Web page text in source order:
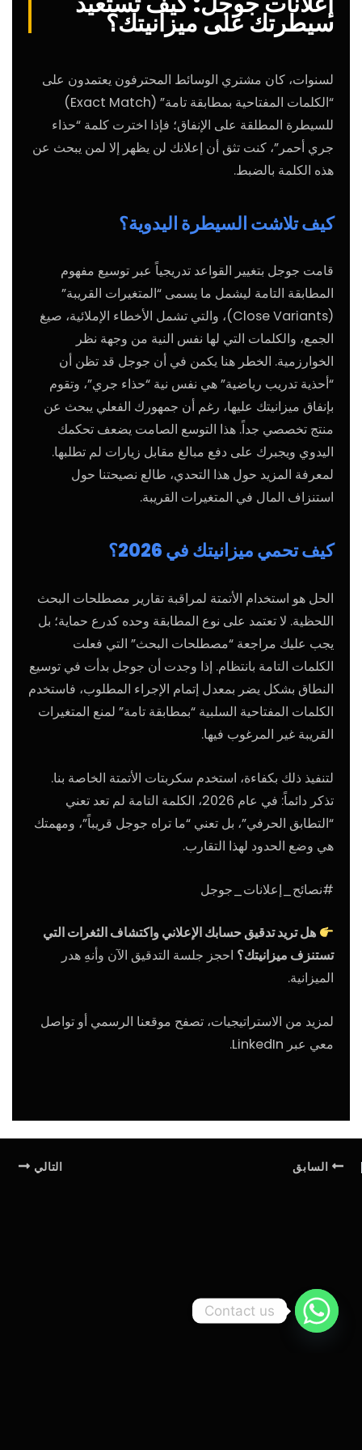
سيطرتك على ميزانيتك؟
لسنوات، كان مشتري الوسائط المحترفون يعتمدون على
“الكلمات المفتاحية بمطابقة تامة” (Exact Match)
للسيطرة المطلقة على الإنفاق؛ فإذا اخترت كلمة “حذاء
جري أحمر”، كنت تثق أن إعلانك لن يظهر إلا لمن يبحث عن
هذه الكلمة بالضبط.
كيف تلاشت السيطرة اليدوية؟
قامت جوجل بتغيير القواعد تدريجياً عبر توسيع مفهوم
المطابقة التامة ليشمل ما يسمى “المتغيرات القريبة”
(Close Variants)، والتي تشمل الأخطاء الإملائية، صيغ
الجمع، والكلمات التي لها نفس النية من وجهة نظر
الخوارزمية. الخطر هنا يكمن في أن جوجل قد تظن أن
“أحذية تدريب رياضية” هي نفس نية “حذاء جري”، وتقوم
بإنفاق ميزانيتك عليها، رغم أن جمهورك الفعلي يبحث عن
منتج تخصصي جداً. هذا التوسع الصامت يضعف تحكمك
اليدوي ويجبرك على دفع مبالغ مقابل زيارات لم تطلبها.
لمعرفة المزيد حول هذا التحدي، طالع نصيحتنا حول
استنزاف المال في المتغيرات القريبة.
كيف تحمي ميزانيتك في 2026؟
الحل هو استخدام الأتمتة لمراقبة تقارير مصطلحات البحث
اللحظية. لا تعتمد على نوع المطابقة وحده كدرع حماية؛ بل
يجب عليك مراجعة “مصطلحات البحث” التي فعلت
الكلمات التامة بانتظام. إذا وجدت أن جوجل بدأت في توسيع
النطاق بشكل يضر بمعدل إتمام الإجراء المطلوب، فاستخدم
الكلمات المفتاحية السلبية “بمطابقة تامة” لمنع المتغيرات
القريبة غير المرغوب فيها.
لتنفيذ ذلك بكفاءة، استخدم سكربتات الأتمتة الخاصة بنا.
تذكر دائماً: في عام 2026، الكلمة التامة لم تعد تعني
“التطابق الحرفي”، بل تعني “ما تراه جوجل قريباً”، ومهمتك
هي وضع الحدود لهذا التقارب.
#نصائح_إعلانات_جوجل
هل تريد تدقيق حسابك الإعلاني واكتشاف الثغرات التي
تستنزف ميزانيتك؟ احجز جلسة التدقيق الآن وأنهِ هدر
الميزانية.
لمزيد من الاستراتيجيات، تصفح موقعنا الرسمي أو تواصل
معي عبر LinkedIn
.
السابق التالي
Contact us